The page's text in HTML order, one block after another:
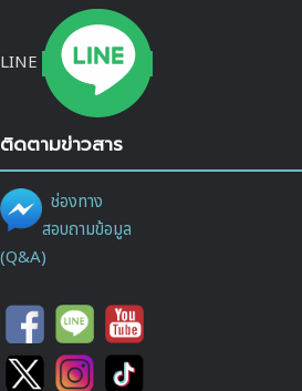
LINE
ติดตามข่าวสาร
ช่องทาง
สอบถามข้อมูล
(Q&A)